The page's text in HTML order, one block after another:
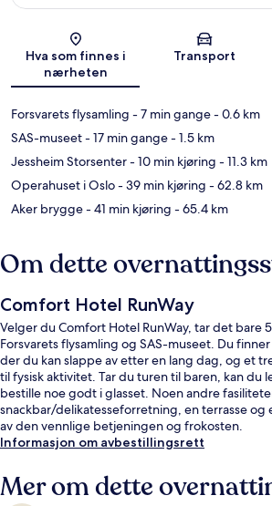
Kart
Hva som finnes i
nærheten
Transport
Forsvarets flysamling - 7 min gange- 0.6 km
SAS-museet- 17 min gange- 1.5 km
Jessheim Storsenter- 10 min kjøring - 11.3 km
Operahuset i Oslo- 39 min kjøring - 62.8 km
Aker brygge- 41 min kjøring - 65.4 km
Om dette
Comfort Hotel RunWay
Velger du Comfort Hotel RunWay, tar det bare
Forsvarets flysamling og SAS-museet. Du
der du kan slappe av etter en lang dag, og et
til fysisk aktivitet. Tar du turen til baren, kan du
bestille noe godt i glasset. Noen andre
snackbar/delikatesseforretning, en terrasse og
av den vennlige betjeningen og frokosten.
Informasjon om avbestillingsrett
Mer om dette